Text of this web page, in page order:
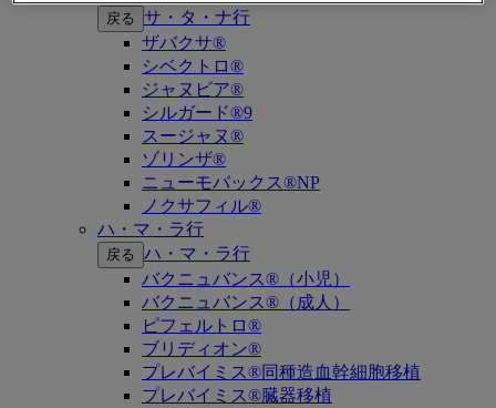
戻る サ・タ・ナ行
ザバクサ®
シベクトロ®
ジャヌビア®
シルガード®9
スージャヌ®
ゾリンザ®
ニューモバックス®NP
ノクサフィル®
ハ・マ・ラ行
戻る ハ・マ・ラ行
バクニュバンス®（小児）
バクニュバンス®（成人）
ピフェルトロ®
ブリディオン®
プレバイミス®同種造血幹細胞移植
プレバイミス®臓器移植